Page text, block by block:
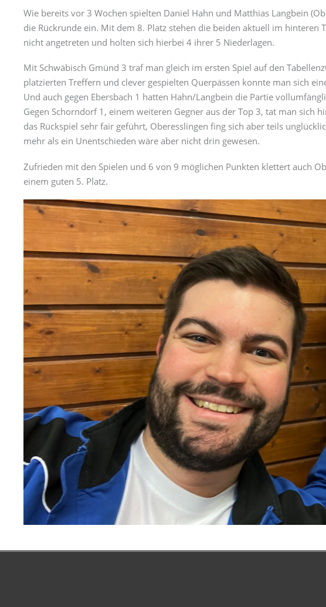
Wie bereits vor 3 Wochen spielten Daniel Hahn und Matthias Langbein
die Rückrunde ein. Mit dem 8. Platz stehen die beiden aktuell im
nicht angetreten und holten sich hierbei 4 ihrer 5 Niederlagen.
Mit Schwäbisch Gmünd 3 traf man gleich im ersten Spiel auf den
platzierten Treffern und clever gespielten Querpässen konnte man sich
Und auch gegen Ebersbach 1 hatten Hahn/Langbein die Partie
Gegen Schorndorf 1, einem weiteren Gegner aus der Top 3, tat man sich
das Rückspiel sehr fair geführt, Oberesslingen fing sich aber teils
mehr als ein Unentschieden wäre aber nicht drin gewesen.
Zufrieden mit den Spielen und 6 von 9 möglichen Punkten klettert auch
einem guten 5. Platz.